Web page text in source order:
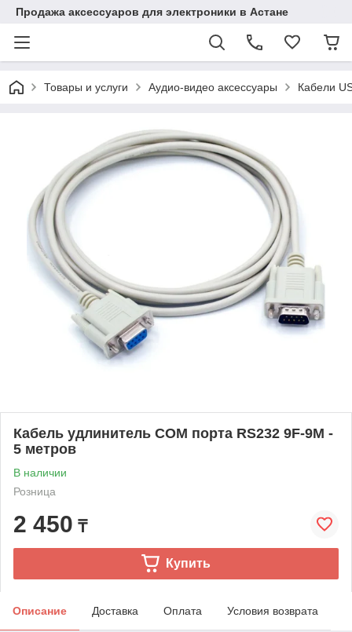
Продажа аксессуаров для электроники в Астане
Товары и услуги Аудио-видео аксессуары Кабели
Кабель удлинитель COM порта RS232 9F-9M -
5 метров
В наличии
Розница
2 450 ₸
Купить
Описание Доставка Оплата Условия возврата